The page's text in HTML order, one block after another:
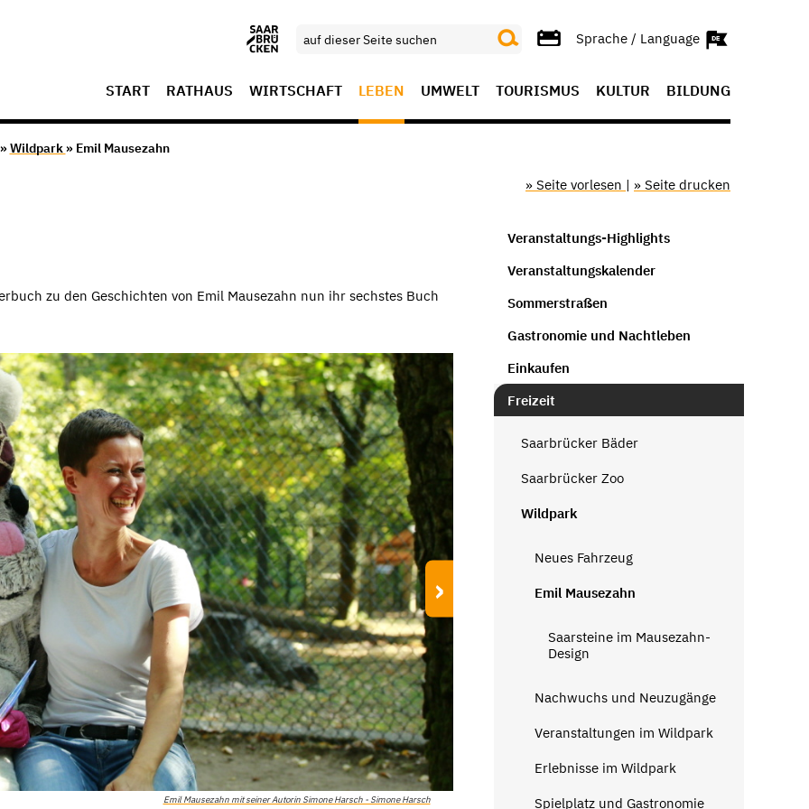
Sprache / Language
START RATHAUS WIRTSCHAFT LEBEN UMWELT TOURISMUS KULTUR BILDUNG
»Wildpark » Emil Mausezahn
» Seite vorlesen | » Seite drucken
zu den Geschichten von Emil Mausezahn nun ihr sechstes Buch
Emil Mausezahn mit seiner Autorin Simone Harsch - Simone Harsch
›
Veranstaltungs-Highlights
Veranstaltungskalender
Sommerstraßen
Gastronomie und Nachtleben
Einkaufen
Freizeit
Saarbrücker Bäder
Saarbrücker Zoo
Wildpark
Neues Fahrzeug
Emil Mausezahn
Saarsteine im Mausezahn-
Design
Nachwuchs und Neuzugänge
Veranstaltungen im Wildpark
Erlebnisse im Wildpark
Spielplatz und Gastronomie